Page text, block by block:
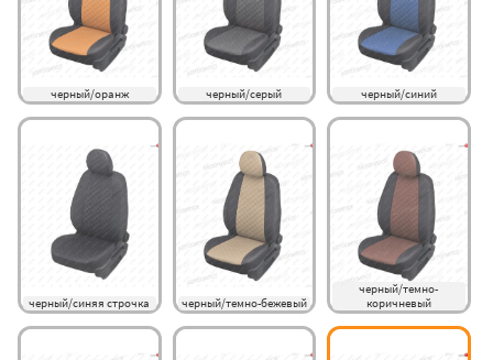
черный/оранж черный/серый черный/синий
черный/синяя строчка черный/темно-бежевый
черный/темно-
коричневый